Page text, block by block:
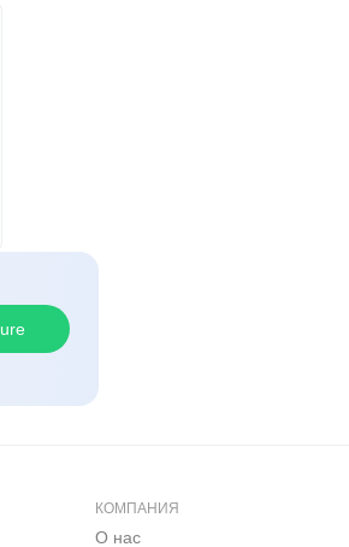
КОМПАНИЯ
О нас